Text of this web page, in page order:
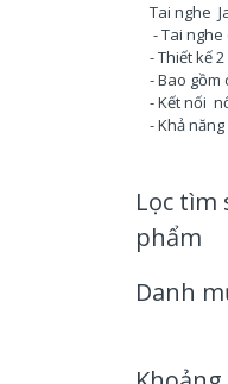
Tai nghe
- Tai
- Thiết kế
- Bao gồm
- Kết nối
- Khả
Lọc tìm
phẩm
Danh